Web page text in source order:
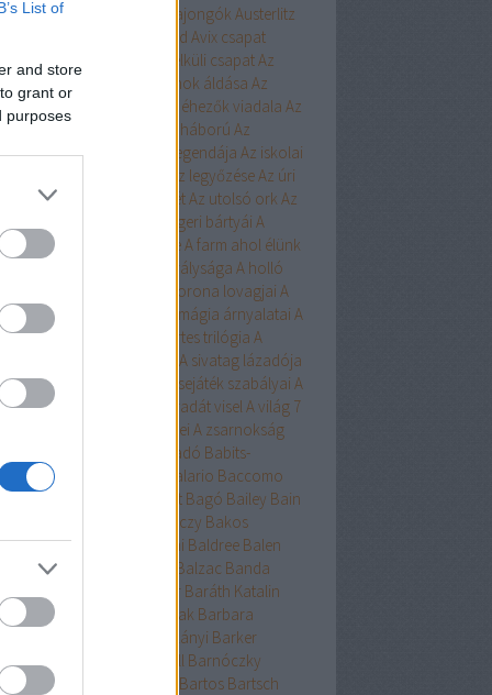
List of
and store
grant or
purposes
Aurora Austen-rajongók Austerlitz
Aveyard Avix csapat
Ázsia-saga Az arc nélküli csapatAz
bába
Az égi hivatalnok áldása Az
ló
Az éhezők viadala Az
hercege
Az első hangy háború Az
flottaAz északi erdő legendája Az iskolai
Az Olimposz legyőzéseAz úri
Az utolsó huszonhétAz utolsó ork Az
A Birodalom tengeri bártyái A
kultiváció nagymestereA farm ahol élünk
A híd királysága A holló
A korona lovagjai A
népe
A mágia árnyalatai A
rabjai
A nyertes trilógia A
A sivatag lázadója
egyenlete
A szerencsejáték szabályai A
boszorkánya
A tacskó Pradát viselA világ 7
A Yellowstone alfahímjei A zsarnokság
Babilon Kiadó Babits-
Baccalario Baccomo
Baehr Baggot Bagó Bailey Bain
Bakóczy Bakos
krimik
Baldini Baldree Balen
ErikaBallard Balzac Banda
Bán Mór Baráth Katalin
Viktória
Barátnak tartalak Barbara
Bárkányi Barker
Barnard Barnhill Barnóczky
Barreau Bartos Bartsch